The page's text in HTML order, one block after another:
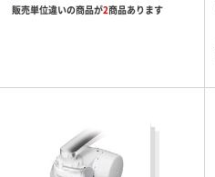
販売単位違いの商品が2商品あります